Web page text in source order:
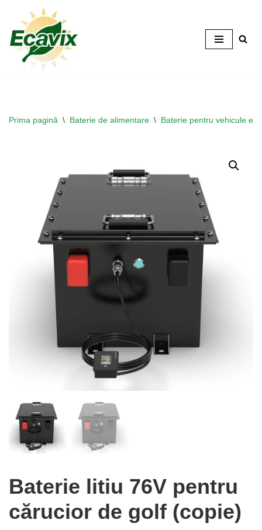
Salt
la
conținut
Prima pagină \ Baterie de alimentare \ Baterie pentru vehicule
Baterie litiu 76V pentru
cărucior de golf (copie)